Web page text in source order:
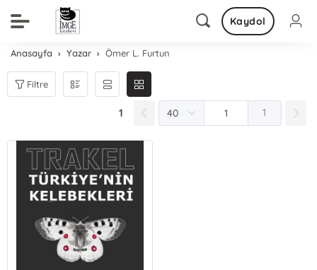
Kaydol
Anasayfa Yazar Ömer L. Furtun
Filtre
1 1